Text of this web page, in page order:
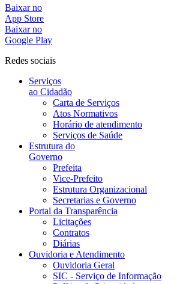
Baixar no
App Store
Baixar no
Google Play
Redes sociais
Serviços
ao Cidadão
Carta de Serviços
Atos Normativos
Horário de atendimento
Serviços de Saúde
Estrutura do
Governo
Prefeita
Vice-Prefeito
Estrutura Organizacional
Secretarias e Governo
Portal da Transparência
Licitações
Contratos
Diárias
Ouvidoria e Atendimento
Ouvidoria Geral
SIC - Serviço de Informação